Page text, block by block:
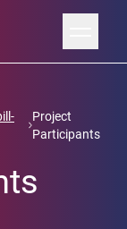
Project
Participants